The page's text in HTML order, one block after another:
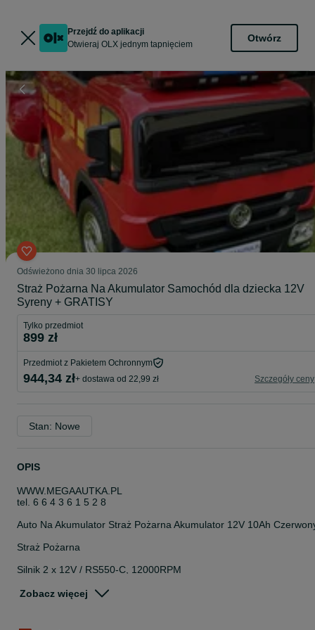
Przejdź do aplikacji
Otwieraj OLX jednym tapnięciem
Otwórz
Odświeżono dnia 30 lipca 2026
Straż Pożarna Na Akumulator Samochód dla dziecka 12V
Syreny + GRATISY
Tylko przedmiot
899 zł
Przedmiot z Pakietem Ochronnym
944,34 zł+ dostawa od 22,99 zł Szczegóły ceny
Stan: Nowe
OPIS
WWW.MEGAAUTKA.PL
tel. 6 6 4 3 6 1 5 2 8
Auto Na Akumulator Straż Pożarna Akumulator 12V 10Ah
Straż Pożarna
Silnik 2 x 12V / RS550-C, 12000RPM
Akumulator 12V/10Ah (przenośny),
Zobacz więcej